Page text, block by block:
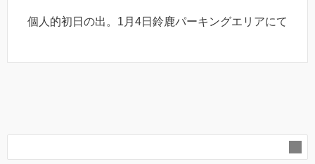
個人的初日の出。1月4日鈴鹿パーキングエリアにて